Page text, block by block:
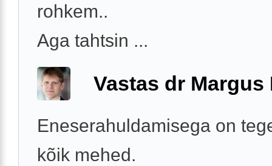
rohkem..
Aga tahtsin ...
Vastas dr Margus
Eneserahuldamisega on
kõik mehed.